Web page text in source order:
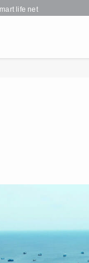
life net